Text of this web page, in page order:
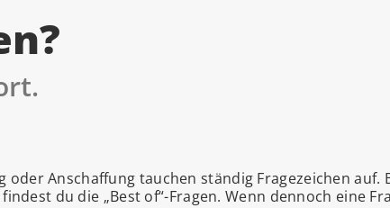
oder Anschaffung tauchen ständig Fragezeichen
du die „Best of“-Fragen. Wenn dennoch eine